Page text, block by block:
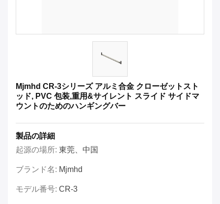
Mjmhd CR-3シリーズ アルミ合金 クローゼットスト
ッド, PVC 包装,重用&サイレント スライド サイドマ
ウントのためのハンギングバー
製品の詳細
起源の場所: 東莞、中国
ブランド名: Mjmhd
モデル番号: CR-3